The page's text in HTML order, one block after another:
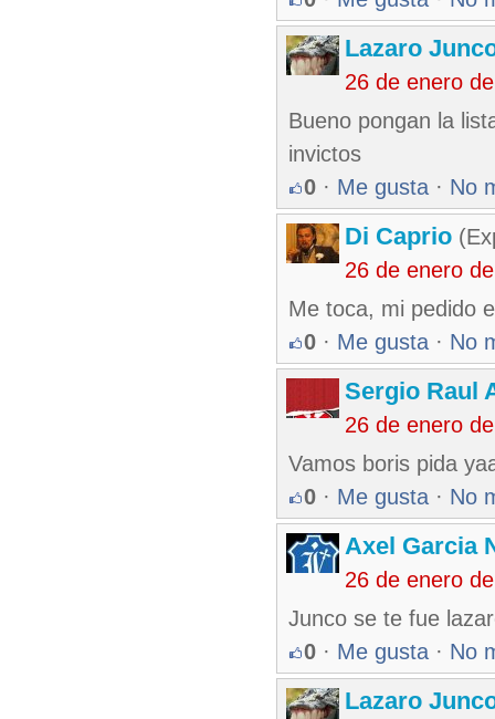
Lazaro
26 de enero
Bueno pongan la
invictos
0 · Me gusta · No
Di Caprio
26 de enero
Me toca, mi pedido
0 · Me gusta · No
Sergio Raul
26 de enero
Vamos boris pida
0 · Me gusta · No
Axel Garcia
26 de enero
Junco se te fue
0 · Me gusta · No
Lazaro